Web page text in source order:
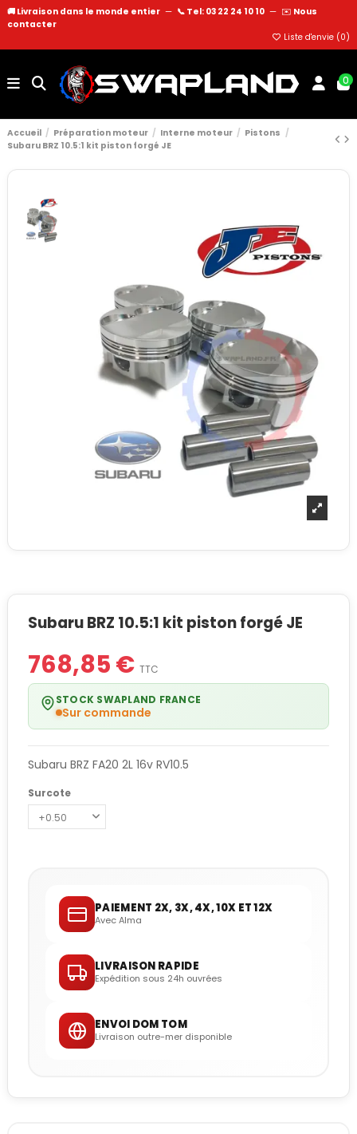
🚚 Livraison dans le monde entier — 📞 Tel: 03 22 24 10 10 — ✉️ Nous
contacter
Liste d'envie (0)
0
Accueil Préparation moteur Interne moteur
Pistons
Subaru BRZ 10.5:1 kit piston forgé JE
Subaru BRZ 10.5:1 kit piston forgé JE
768,85 € TTC
STOCK SWAPLAND FRANCE
Sur commande
Subaru BRZ FA20 2L 16v RV10.5
Surcote
PAIEMENT 2X, 3X, 4X, 10X ET 12X
Avec Alma
LIVRAISON RAPIDE
Expédition sous 24h ouvrées
ENVOI DOM TOM
Livraison outre-mer disponible